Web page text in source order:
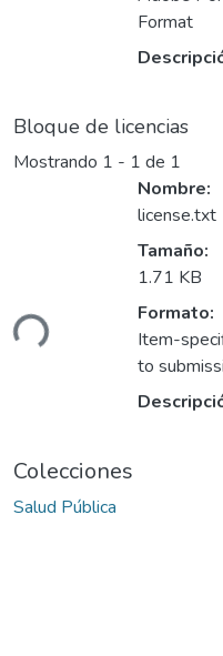
Format
Bloque de licencias
Mostrando 1 - 1 de 1
Nombre:
license.txt
Tamaño:
1.71 KB
Formato:
Item-
to
Colecciones
Salud Pública